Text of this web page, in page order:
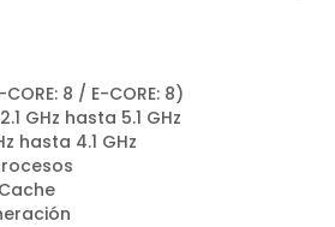
8 / E-CORE: 8)
GHz hasta 5.1 GHz
hasta 4.1 GHz